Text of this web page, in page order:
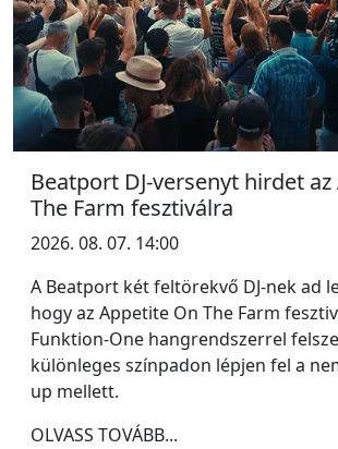
Beatport DJ-versenyt hirdet
The Farm fesztiválra
2026. 08. 07. 14:00
A Beatport két feltörekvő DJ-nek ad
hogy az Appetite On The Farm
Funktion-One hangrendszerrel
különleges színpadon lépjen fel a
up mellett.
OLVASS TOVÁBB...